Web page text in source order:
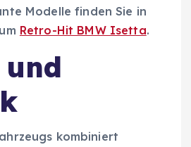
Modelle finden Sie in
Retro-Hit BMW Isetta.
und
kombiniert